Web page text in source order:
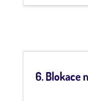
6. Blokace